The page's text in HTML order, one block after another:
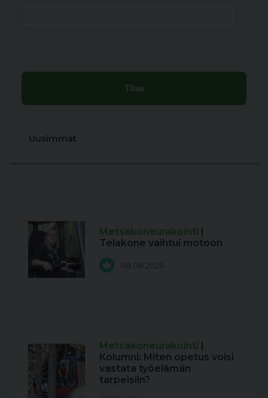
Uusimmat
Metsäkoneurakointi
Telakone vaihtui motoon
08.08.2026
Metsäkoneurakointi
Kolumni: Miten opetus voisi
vastata työelämän
tarpeisiin?